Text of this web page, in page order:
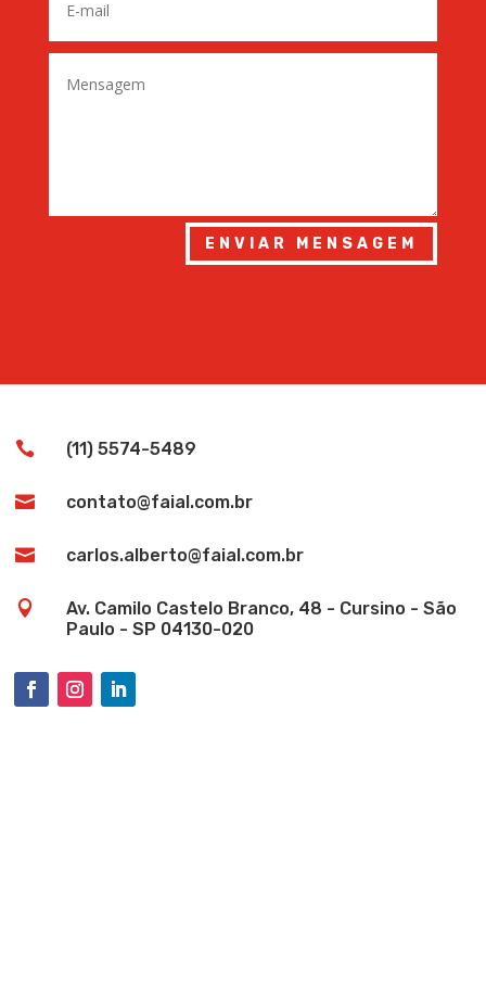
ENVIAR MENSAGEM
 (11) 5574-5489
 contato@faial.com.br
 carlos.alberto@faial.com.br

Av. Camilo Castelo Branco, 48 - Cursino - São
Paulo - SP 04130-020